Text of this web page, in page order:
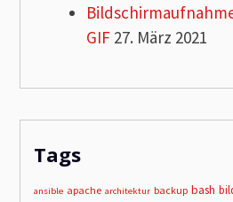
GIF 27. März 2021
Tags
ansible apache architektur backup bash